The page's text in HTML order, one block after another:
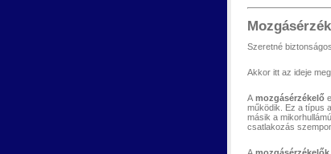
Szeretné
Akkor itt az ideje
A mozgásérzékelő
működik. Ez a típus
másik a
csatlakozás